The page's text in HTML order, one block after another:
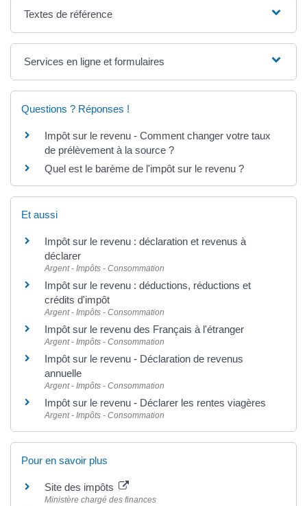
Textes de référence
Services en ligne et formulaires
Questions ? Réponses !
Impôt sur le revenu - Comment changer votre taux
de prélèvement à la source ?
Quel est le barème de l'impôt sur le revenu ?
Et aussi
Impôt sur le revenu : déclaration et revenus à
déclarer
Argent - Impôts - Consommation
Impôt sur le revenu : déductions, réductions et
crédits d'impôt
Argent - Impôts - Consommation
Impôt sur le revenu des Français à l'étranger
Argent - Impôts - Consommation
Impôt sur le revenu - Déclaration de revenus
annuelle
Argent - Impôts - Consommation
Impôt sur le revenu - Déclarer les rentes viagères
Argent - Impôts - Consommation
Pour en savoir plus
Site des impôts
Ministère chargé des finances